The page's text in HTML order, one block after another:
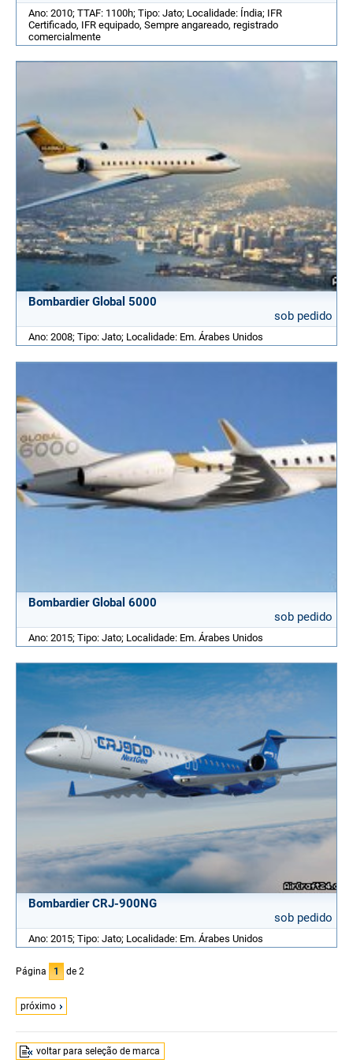
Ano: 2010; TTAF: 1100h; Tipo: Jato; Localidade: Índia; IFR
Certificado, IFR equipado, Sempre angareado, registrado
comercialmente
Bombardier Global 5000
sob pedido
Ano: 2008; Tipo: Jato; Localidade: Em. Árabes Unidos
Bombardier Global 6000
sob pedido
Ano: 2015; Tipo: Jato; Localidade: Em. Árabes Unidos
Bombardier CRJ-900NG
sob pedido
Ano: 2015; Tipo: Jato; Localidade: Em. Árabes Unidos
Página 1 de 2
próximo
voltar para seleção de marca